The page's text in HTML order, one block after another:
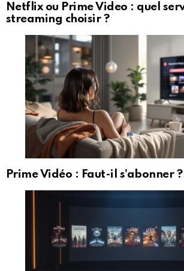
Netflix ou Prime Video : quel
streaming choisir ?
Prime Vidéo : Faut-il s’abonner